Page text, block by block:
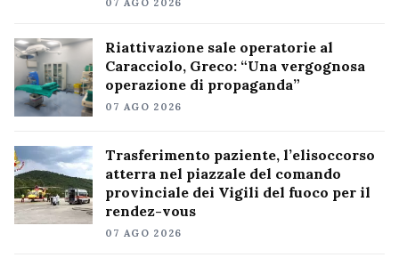
07 AGO 2026
Riattivazione sale operatorie al
Caracciolo, Greco: “Una vergognosa
operazione di propaganda”
07 AGO 2026
Trasferimento paziente, l’elisoccorso
atterra nel piazzale del comando
provinciale dei Vigili del fuoco per il
rendez-vous
07 AGO 2026